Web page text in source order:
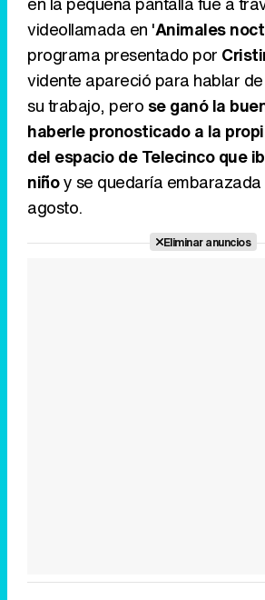
videollamada en 'Animales
programa presentado por
vidente apareció para hablar
su trabajo, pero se ganó la
haberle pronosticado a la
del espacio de Telecinco que
niñoy se quedaría embarazada
agosto.
Eliminar anuncios